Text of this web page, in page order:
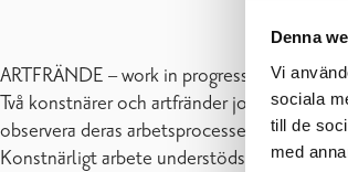
Denna
Vi
sociala
till de
med
ARTFRÄNDE – work in progress, del 1.
Två konstnärer och artfränder jobbar sida
observera deras arbetsprocesser eller bara
Konstnärligt arbete understöds av Koneen